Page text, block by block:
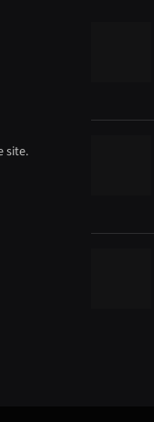
site.